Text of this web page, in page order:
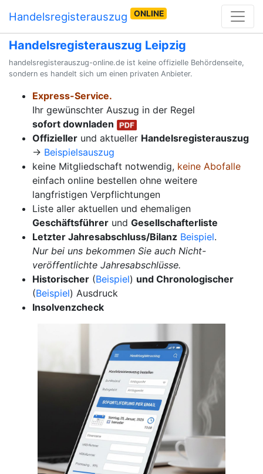
Handelsregisterauszug ONLINE
Handelsregisterauszug Leipzig
handelsregisterauszug-online.de ist keine offizielle Behördenseite,
sondern es handelt sich um einen privaten Anbieter.
Express-Service.
Ihr gewünschter Auszug in der Regel
sofort downladen
Offizieller und aktueller Handelsregisterauszug
→ Beispielsauszug
keine Mitgliedschaft notwendig, keine Abofalle
einfach online bestellen ohne weitere
langfristigen Verpflichtungen
Liste aller aktuellen und ehemaligen
Geschäftsführer und Gesellschafterliste
Letzter Jahresabschluss/Bilanz Beispiel.
Nur bei uns bekommen Sie auch Nicht-
veröffentlichte Jahresabschlüsse.
Historischer (Beispiel) und Chronologischer
(Beispiel) Ausdruck
Insolvenzcheck